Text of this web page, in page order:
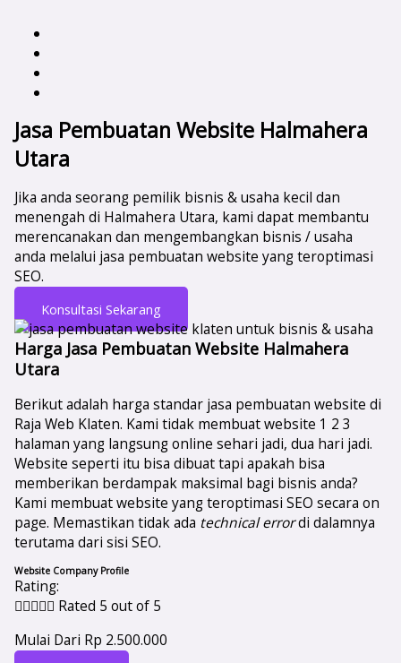
Jasa Pembuatan Website Halmahera
Utara
Jika anda seorang pemilik bisnis & usaha kecil dan
menengah di Halmahera Utara, kami dapat membantu
merencanakan dan mengembangkan bisnis / usaha
anda melalui jasa pembuatan website yang teroptimasi
SEO.
Konsultasi Sekarang
Harga Jasa Pembuatan Website Halmahera
Utara
Berikut adalah harga standar jasa pembuatan website di
Raja Web Klaten. Kami tidak membuat website 1 2 3
halaman yang langsung online sehari jadi, dua hari jadi.
Website seperti itu bisa dibuat tapi apakah bisa
memberikan berdampak maksimal bagi bisnis anda?
Kami membuat website yang teroptimasi SEO secara on
page. Memastikan tidak ada technical errordi dalamnya
terutama dari sisi SEO.
Website Company Profile
Rating:
 Rated 5 out of 5
Mulai Dari Rp 2.500.000